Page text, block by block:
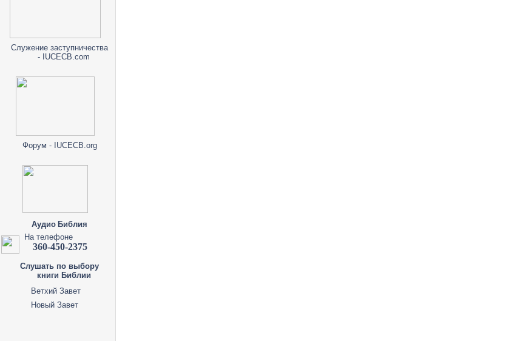
Служение заступничества
- IUCECB.com
Форум - IUCECB.org
Аудио Библия
На телефоне
360-450-2375
Слушать по выбору
книги Библии
Ветхий Завет
Новый Завет